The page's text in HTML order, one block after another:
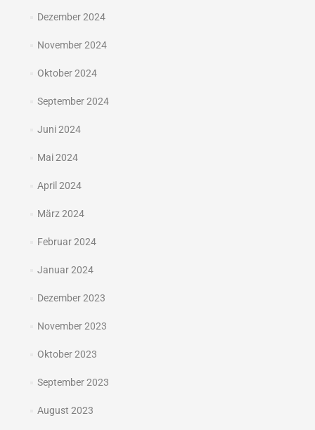
Dezember 2024
November 2024
Oktober 2024
September 2024
Juni 2024
Mai 2024
April 2024
März 2024
Februar 2024
Januar 2024
Dezember 2023
November 2023
Oktober 2023
September 2023
August 2023